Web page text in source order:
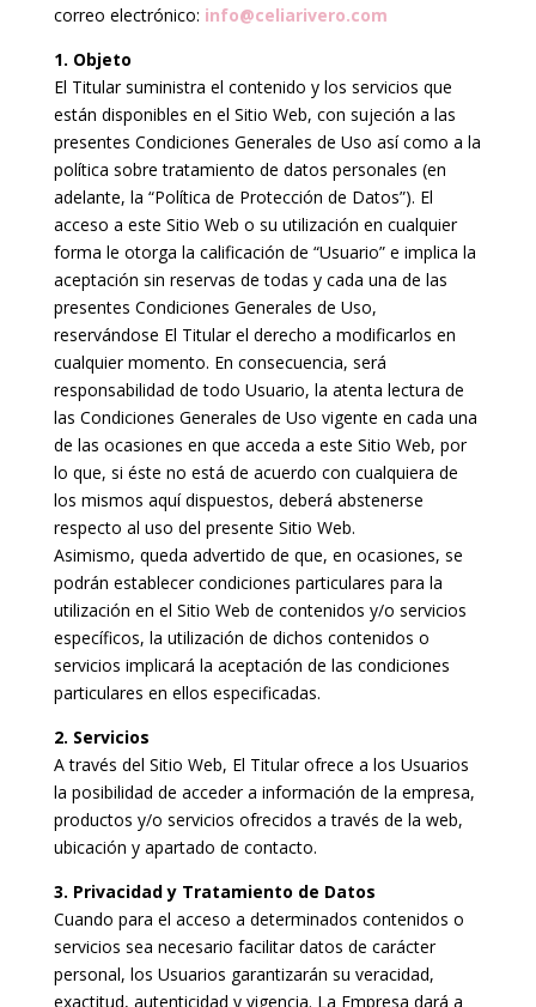
correo electrónico: info@celiarivero.com
1. Objeto
El Titular suministra el contenido y los servicios que
están disponibles en el Sitio Web, con sujeción a las
presentes Condiciones Generales de Uso así como a la
política sobre tratamiento de datos personales (en
adelante, la “Política de Protección de Datos”). El
acceso a este Sitio Web o su utilización en cualquier
forma le otorga la calificación de “Usuario” e implica la
aceptación sin reservas de todas y cada una de las
presentes Condiciones Generales de Uso,
reservándose El Titular el derecho a modificarlos en
cualquier momento. En consecuencia, será
responsabilidad de todo Usuario, la atenta lectura de
las Condiciones Generales de Uso vigente en cada una
de las ocasiones en que acceda a este Sitio Web, por
lo que, si éste no está de acuerdo con cualquiera de
los mismos aquí dispuestos, deberá abstenerse
respecto al uso del presente Sitio Web.
Asimismo, queda advertido de que, en ocasiones, se
podrán establecer condiciones particulares para la
utilización en el Sitio Web de contenidos y/o servicios
específicos, la utilización de dichos contenidos o
servicios implicará la aceptación de las condiciones
particulares en ellos especificadas.
2. Servicios
A través del Sitio Web, El Titular ofrece a los Usuarios
la posibilidad de acceder a información de la empresa,
productos y/o servicios ofrecidos a través de la web,
ubicación y apartado de contacto.
3. Privacidad y Tratamiento de Datos
Cuando para el acceso a determinados contenidos o
servicios sea necesario facilitar datos de carácter
personal, los Usuarios garantizarán su veracidad,
exactitud, autenticidad y vigencia. La Empresa dará a